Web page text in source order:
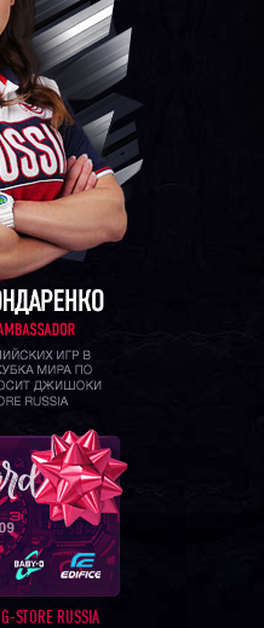
G-STORE RUSSIA